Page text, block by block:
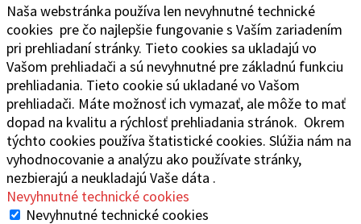
Naša webstránka používa len nevyhnutné technické
cookies pre čo najlepšie fungovanie s Vaším zariadením
pri prehliadaní stránky. Tieto cookies sa ukladajú vo
Vašom prehliadači a sú nevyhnutné pre základnú funkciu
prehliadania. Tieto cookie sú ukladané vo Vašom
prehliadači. Máte možnosť ich vymazať, ale môže to mať
dopad na kvalitu a rýchlosť prehliadania stránok. Okrem
týchto cookies používa štatistické cookies. Slúžia nám na
vyhodnocovanie a analýzu ako používate stránky,
nezbierajú a neukladajú Vaše dáta .
Nevyhnutné technické cookies
Nevyhnutné technické cookies